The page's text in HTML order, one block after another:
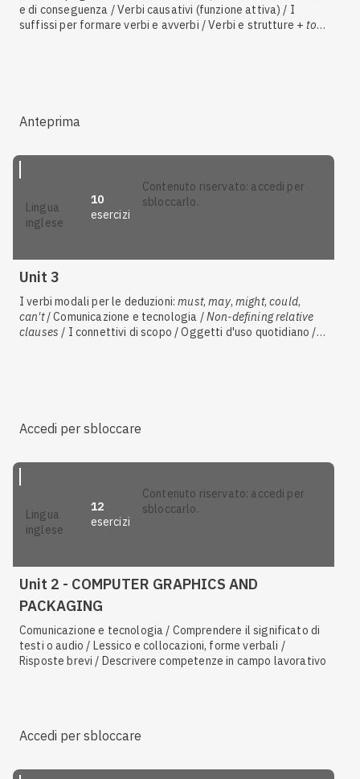
e di conseguenza / Verbi causativi (funzione attiva) / I
suffissi per formare verbi e avverbi / Verbi e strutture + to+
Anteprima
lingua
inglese
10
esercizi
contenuto riservato: accedi per
sbloccarlo.
Unit 3
I verbi modali per le deduzioni:must,may, might,could,
can't/ Comunicazione e tecnologia /Non-defining relative
clauses / I connettivi di scopo / Oggetti d'uso quotidiano /
Accedi per sbloccare
lingua
inglese
12
esercizi
contenuto riservato: accedi per
sbloccarlo.
Unit 2 - COMPUTER GRAPHICS AND
PACKAGING
Comunicazione e tecnologia / Comprendere il significato di
testi o audio / Lessico e collocazioni, forme verbali /
Risposte brevi / Descrivere competenze in campo lavorativo
Accedi per sbloccare